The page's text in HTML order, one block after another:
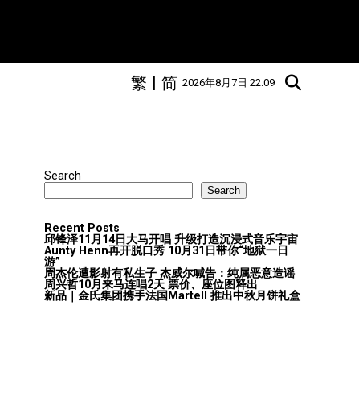
2026年8月7日 22:09
简
|
繁
Search
Search
Recent Posts
邱锋泽11月14日大马开唱 升级打造沉浸式音乐宇宙
Aunty Henn再开脱口秀 10月31日带你“地狱一日
游”
周杰伦遭影射有私生子 杰威尔喊告：纯属恶意造谣
周兴哲10月来马连唱2天 票价、座位图释出
新品｜金氏集团携手法国Martell 推出中秋月饼礼盒